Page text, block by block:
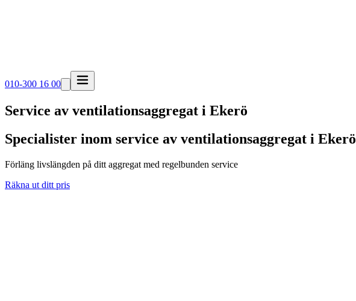
010-300 16 00
Service av ventilationsaggregat i Ekerö
Specialister inom service av ventilationsaggregat i Ekerö
Förläng livslängden på ditt aggregat med regelbunden service
Räkna ut ditt pris